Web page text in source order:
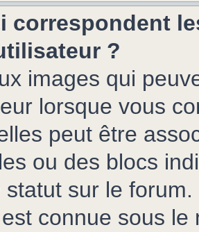
correspondent
?
images qui
lorsque vous
peut être
ou des blocs
statut sur le
connue sous le